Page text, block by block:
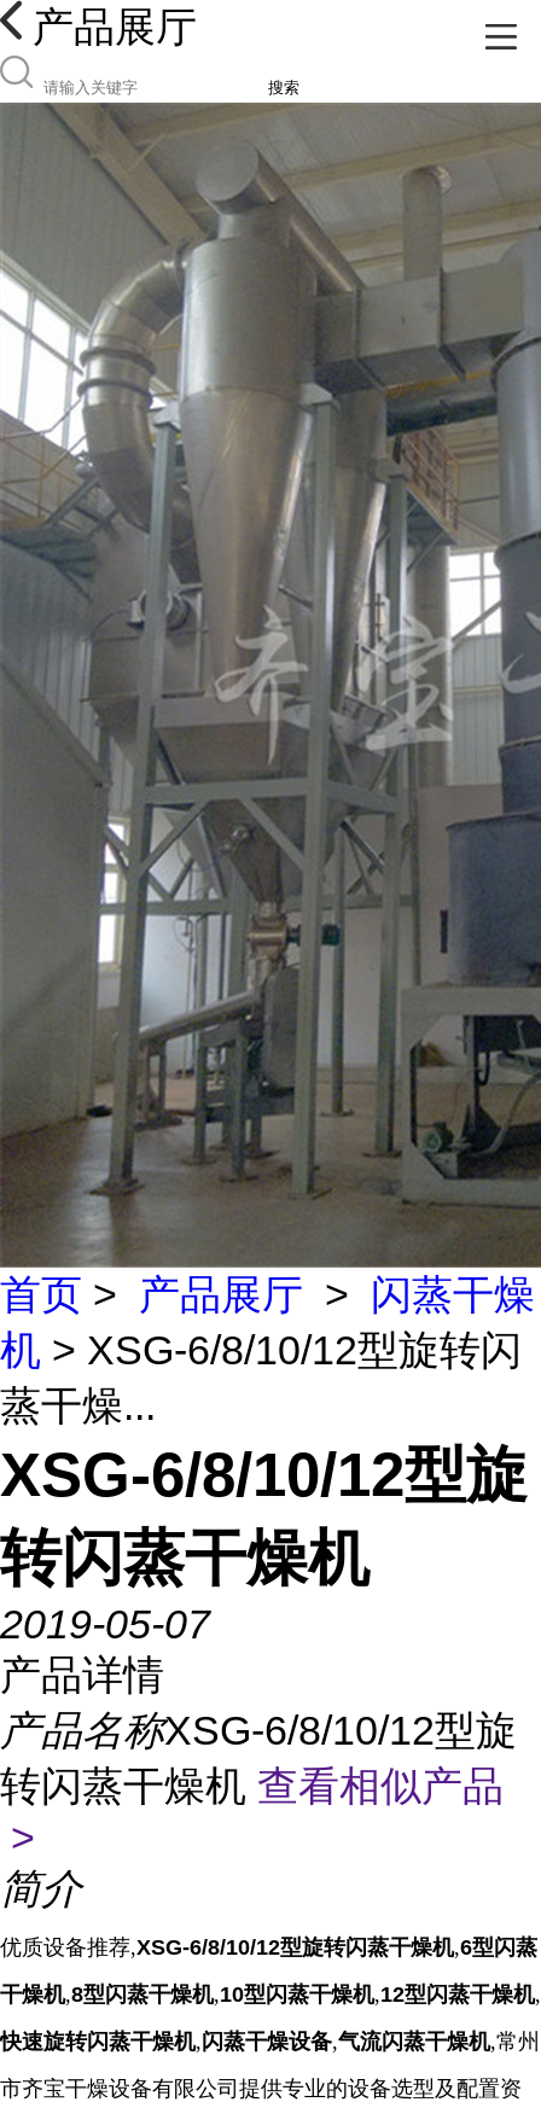
产品展厅
搜索
首页 > 产品展厅 > 闪蒸干燥
机 > XSG-6/8/10/12型旋转闪
蒸干燥...
XSG-6/8/10/12型旋
转闪蒸干燥机
2019-05-07
产品详情
产品名称XSG-6/8/10/12型旋
转闪蒸干燥机 查看相似产品
>
简介
优质设备推荐,XSG-6/8/10/12型旋转闪蒸干燥机,6型闪蒸
干燥机,8型闪蒸干燥机,10型闪蒸干燥机,12型闪蒸干燥机,
快速旋转闪蒸干燥机,闪蒸干燥设备,气流闪蒸干燥机,常州
市齐宝干燥设备有限公司提供专业的设备选型及配置资